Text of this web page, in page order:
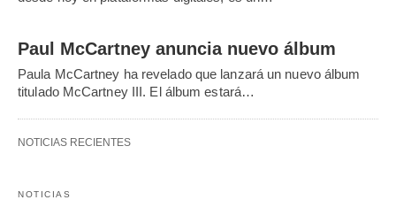
Paul McCartney anuncia nuevo álbum
Paula McCartney ha revelado que lanzará un nuevo álbum
titulado McCartney III. El álbum estará…
NOTICIAS RECIENTES
NOTICIAS